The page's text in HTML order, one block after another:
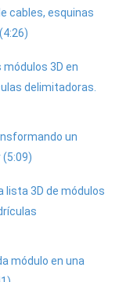
cables, esquinas
3D en
delimitadoras.
un
lista 3D de módulos
módulo en una